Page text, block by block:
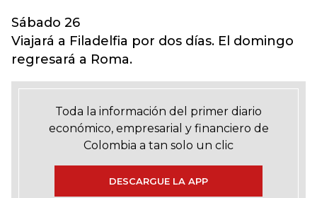
Sábado 26
Viajará a Filadelfia por dos días. El domingo
regresará a Roma.
Toda la información del primer diario
económico, empresarial y financiero de
Colombia a tan solo un clic
DESCARGUE LA APP